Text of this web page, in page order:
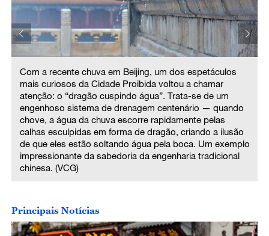
Com a recente chuva em Beijing, um dos espetáculos
mais curiosos da Cidade Proibida voltou a chamar
atenção: o “dragão cuspindo água”. Trata-se de um
engenhoso sistema de drenagem centenário — quando
chove, a água da chuva escorre rapidamente pelas
calhas esculpidas em forma de dragão, criando a ilusão
de que eles estão soltando água pela boca. Um exemplo
impressionante da sabedoria da engenharia tradicional
chinesa. (VCG)
Principais Notícias